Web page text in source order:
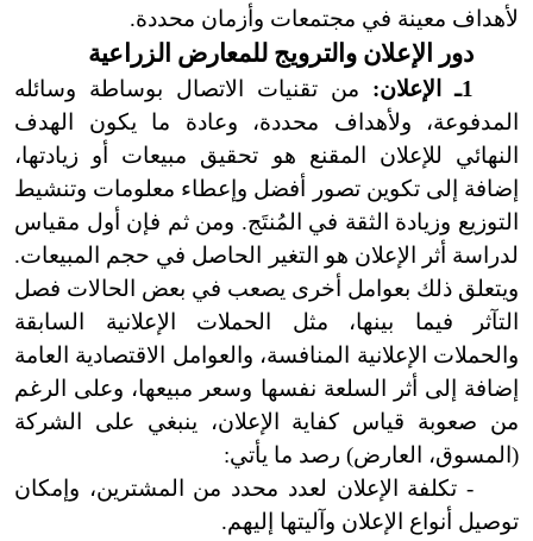
لأهداف معينة في مجتمعات وأزمان محددة.
دور الإعلان والترويج للمعارض الزراعية
1ـ الإعلان:
من تقنيات الاتصال بوساطة وسائله
المدفوعة، ولأهداف محددة، وعادة ما يكون الهدف
النهائي للإعلان المقنع هو تحقيق مبيعات أو زيادتها،
إضافة إلى تكوين تصور أفضل وإعطاء معلومات وتنشيط
التوزيع وزيادة الثقة في المُنتَج. ومن ثم فإن أول مقياس
لدراسة أثر الإعلان هو التغير الحاصل في حجم المبيعات.
ويتعلق ذلك بعوامل أخرى يصعب في بعض الحالات فصل
التآثر فيما بينها، مثل الحملات الإعلانية السابقة
والحملات الإعلانية المنافسة، والعوامل الاقتصادية العامة
إضافة إلى أثر السلعة نفسها وسعر مبيعها، وعلى الرغم
من صعوبة قياس كفاية الإعلان، ينبغي على الشركة
(المسوق، العارض) رصد ما يأتي:
- تكلفة الإعلان لعدد محدد من المشترين، وإمكان
توصيل أنواع الإعلان وآليتها إليهم.